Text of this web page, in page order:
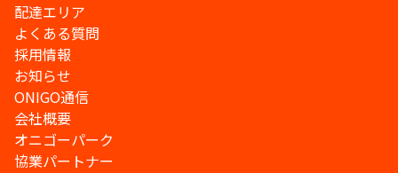
配達エリア
よくある質問
採用情報
お知らせ
ONIGO通信
会社概要
オニゴーパーク
協業パートナー